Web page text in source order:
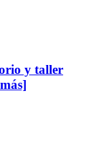
y taller